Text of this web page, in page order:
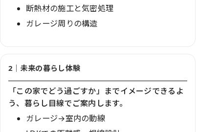
断熱材の施工と気密処理
ガレージ周りの構造
2｜未来の暮らし体験
「この家でどう過ごすか」までイメージできるよ
う、暮らし目線でご案内します。
ガレージ→室内の動線